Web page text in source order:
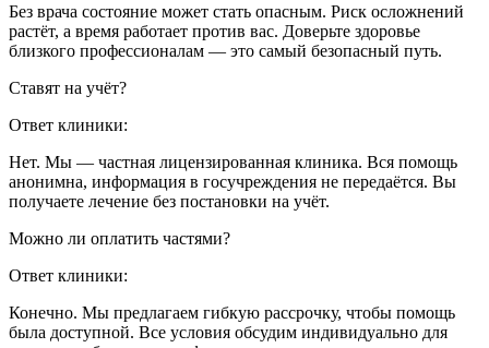
Без врача состояние может стать опасным. Риск осложнений
растёт, а время работает против вас. Доверьте здоровье
близкого профессионалам — это самый безопасный путь.
Ставят на учёт?
Ответ клиники:
Нет. Мы — частная лицензированная клиника. Вся помощь
анонимна, информация в госучреждения не передаётся. Вы
получаете лечение без постановки на учёт.
Можно ли оплатить частями?
Ответ клиники:
Конечно. Мы предлагаем гибкую рассрочку, чтобы помощь
была доступной. Все условия обсудим индивидуально для